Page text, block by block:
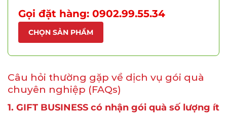
Gọi đặt hàng: 0902.99.55.34
CHỌN SẢN PHẨM
Câu hỏi thường gặp về dịch vụ gói quà
chuyên nghiệp (FAQs)
1. GIFT BUSINESS có nhận gói quà số lượng ít